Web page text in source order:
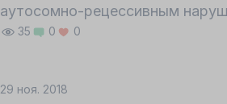
аутосомно-рецессивным
RNASEH2B на хромосоме
35 0 0
29 ноя. 2018